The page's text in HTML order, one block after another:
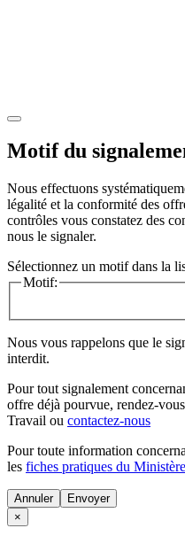
Motif du
Nous effectuons
légalité et la conformité des
contrôles vous constatez des
nous le signaler.
Sélectionnez un motif dans la
Motif:
Nous vous rappelons que le
interdit.
Pour tout signalement
offre déjà pourvue, rendez-
Travail ou contactez-nous
Pour toute information
les fiches pratiques du
Annuler
×